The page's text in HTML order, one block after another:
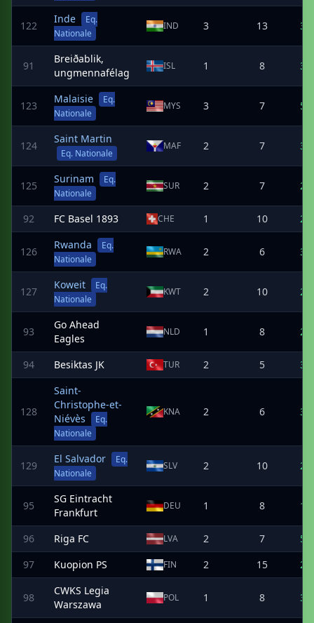
122
Inde
Eq.
Nationale
IND 3 13 3
91
Breiðablik,
ungmennafélag
ISL 1 8 3
123
Malaisie
Eq.
Nationale
MYS 3 7 5
124
Saint Martin
Eq. Nationale
MAF 2 7 3
125
Surinam
Eq.
Nationale
SUR 2 7 2
92 FC Basel 1893 CHE 1 10 2
126
Rwanda
Eq.
Nationale
RWA 2 6 3
127
Koweit
Eq.
Nationale
KWT 2 10 2
93
Go Ahead
Eagles
NLD 1 8 2
94 Besiktas JK TUR 2 5 3
128
Saint-
Christophe-et-
Niévès
Eq.
Nationale
KNA 2 6 3
129
El Salvador
Eq.
Nationale
SLV 2 10 2
95
SG Eintracht
Frankfurt
DEU 1 8 1
96 Riga FC LVA 2 7
5
97
Kuopion PS FIN 2 15 2
98
CWKS Legia
Warszawa
POL 1 8 3